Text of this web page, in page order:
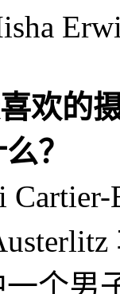
欢的
？
一个男